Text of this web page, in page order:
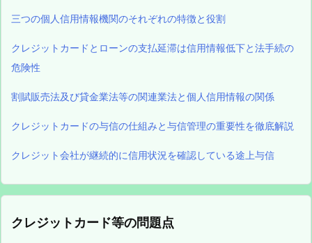
三つの個人信用情報機関のそれぞれの特徴と役割
クレジットカードとローンの支払延滞は信用情報低下と法手続の
危険性
割賦販売法及び貸金業法等の関連業法と個人信用情報の関係
クレジットカードの与信の仕組みと与信管理の重要性を徹底解説
クレジット会社が継続的に信用状況を確認している途上与信
クレジットカード等の問題点